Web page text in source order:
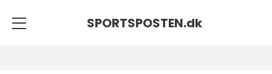
SPORTSPOSTEN.dk